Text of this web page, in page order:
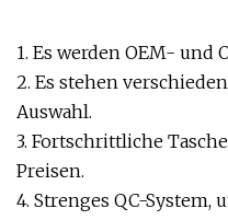
1. Es werden OEM- und
2. Es stehen
Auswahl.
3. Fortschrittliche
Preisen.
4. Strenges QC-System,